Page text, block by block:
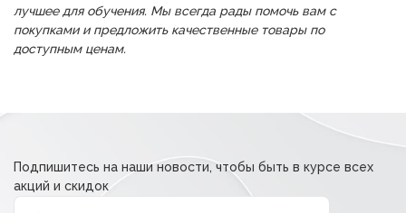
лучшее для обучения. Мы всегда рады помочь вам с
покупками и предложить качественные товары по
доступным ценам.
Подпишитесь на наши новости, чтобы быть в курсе всех
акций и скидок